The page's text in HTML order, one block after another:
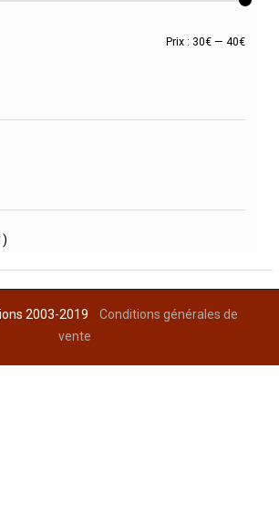
Prix
Prix
Prix : 30€ —40€
2003-2019Conditions générales de
vente